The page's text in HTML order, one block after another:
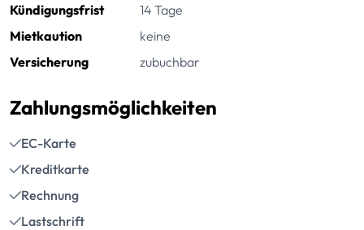
Kündigungsfrist
14 Tage
Mietkaution
keine
Versicherung
zubuchbar
Zahlungsmöglichkeiten
EC-Karte
Kreditkarte
Rechnung
Lastschrift